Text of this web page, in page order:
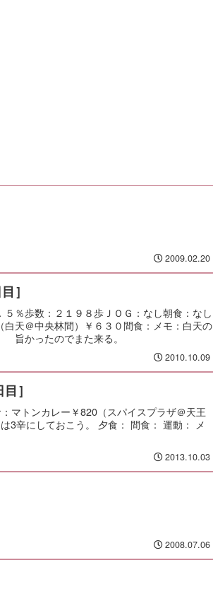
2009.02.20
］
％歩数：２１９８歩ＪＯＧ：なし朝食：なし
天＠中央林間）￥６３０間食：メモ：白天の
旨かったのでまた来る。
2010.10.09
］
マトンカレー￥820（スパイスプラザ＠天王
3辛にしておこう。 夕食： 間食： 運動： メ
2013.10.03
2008.07.06